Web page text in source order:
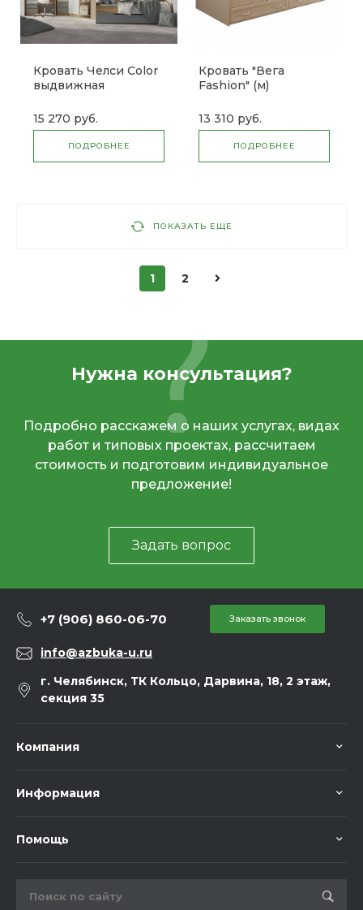
Кровать Челси Color
выдвижная
15 270 руб.
ПОДРОБНЕЕ
Кровать "Вега
Fashion" (м)
13 310 руб.
ПОДРОБНЕЕ
ПОКАЗАТЬ ЕЩЕ
1 2
Нужна консультация?
Подробно расскажем о наших услугах, видах
работ и типовых проектах, рассчитаем
стоимость и подготовим индивидуальное
предложение!
Задать вопрос
+7 (906) 860-06-70 Заказать звонок
info@azbuka-u.ru
г. Челябинск, ТК Кольцо, Дарвина, 18, 2 этаж,
секция 35
Компания
Информация
Помощь